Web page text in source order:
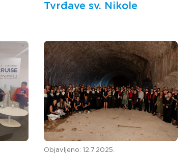
Tvrđave sv. Nikole
Objavljeno: 12.7.2025.